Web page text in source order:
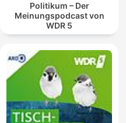
Politikum – Der
Meinungspodcast von
WDR 5